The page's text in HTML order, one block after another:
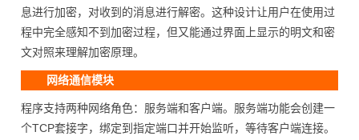
息进行加密，对收到的消息进行解密。这种设计让用户在使用过
程中完全感知不到加密过程，但又能通过界面上显示的明文和密
文对照来理解加密原理。
网络通信模块
程序支持两种网络角色：服务端和客户端。服务端功能会创建一
个TCP套接字，绑定到指定端口并开始监听，等待客户端连接。